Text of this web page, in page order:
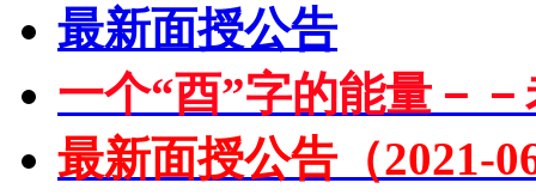
最新面授公告
一个“酉”字的能量－
最新面授公告（2021-